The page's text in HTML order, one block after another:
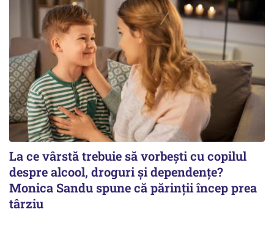
La ce vârstă trebuie să vorbești cu copilul
despre alcool, droguri și dependențe?
Monica Sandu spune că părinții încep prea
târziu